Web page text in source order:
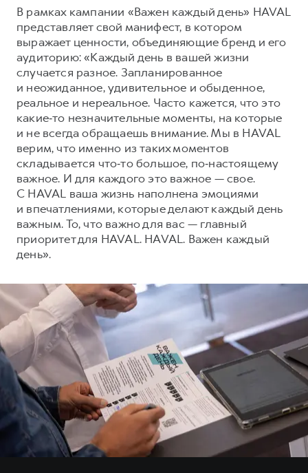
Коллекция Детская
В рамках кампании «Важен каждый день» HAVAL
представляет свой манифест, в котором
выражает ценности, объединяющие бренд и его
аудиторию: «Каждый день в вашей жизни
случается разное. Запланированное
и неожиданное, удивительное и обыденное,
реальное и нереальное. Часто кажется, что это
какие‑то незначительные моменты, на которые
и не всегда обращаешь внимание. Мы в HAVAL
верим, что именно из таких моментов
складывается что‑то большое, по‑настоящему
важное. И для каждого это важное — свое.
С HAVAL ваша жизнь наполнена эмоциями
и впечатлениями, которые делают каждый день
важным. То, что важно для вас — главный
приоритет для HAVAL. HAVAL. Важен каждый
день».